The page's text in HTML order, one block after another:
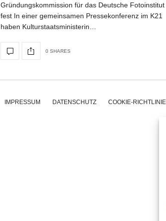
Gründungskommission für das Deutsche
fest In einer gemeinsamen Pressekonferenz im K21
haben Kulturstaatsministerin…
0 SHARES
IMPRESSUM DATENSCHUTZ COOKIE-